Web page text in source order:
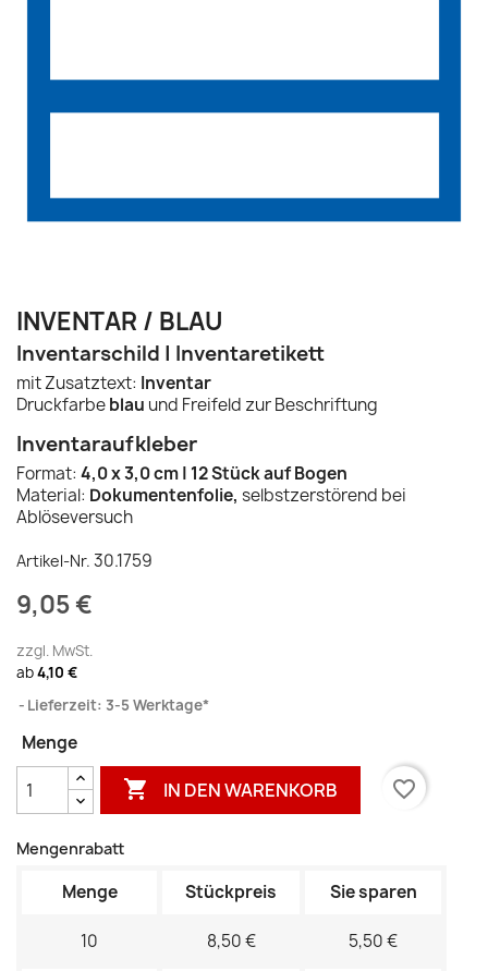
INVENTAR / BLAU
Inventarschild | Inventaretikett
mit Zusatztext: Inventar
Druckfarbeblau und Freifeld zur Beschriftung
Inventaraufkleber
Format: 4,0 x 3,0 cm | 12 Stück auf Bogen
Material: Dokumentenfolie, selbstzerstörend bei
Ablöseversuch
Artikel-Nr. 30.1759
9,05 €
zzgl. MwSt.
ab4,10 €
Lieferzeit: 3-5 Werktage*
Menge
 IN DEN WARENKORB favorite_border
Mengenrabatt
Menge Stückpreis Sie sparen
10 8,50 € 5,50 €